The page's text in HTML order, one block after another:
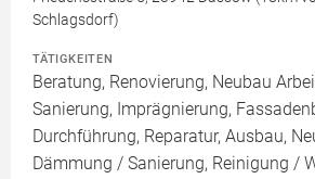
Schlagsdorf)
TÄTIGKEITEN
Beratung, Renovierung, Neubau
Sanierung, Imprägnierung,
Durchführung, Reparatur, Ausbau,
Dämmung / Sanierung, Reinigung /